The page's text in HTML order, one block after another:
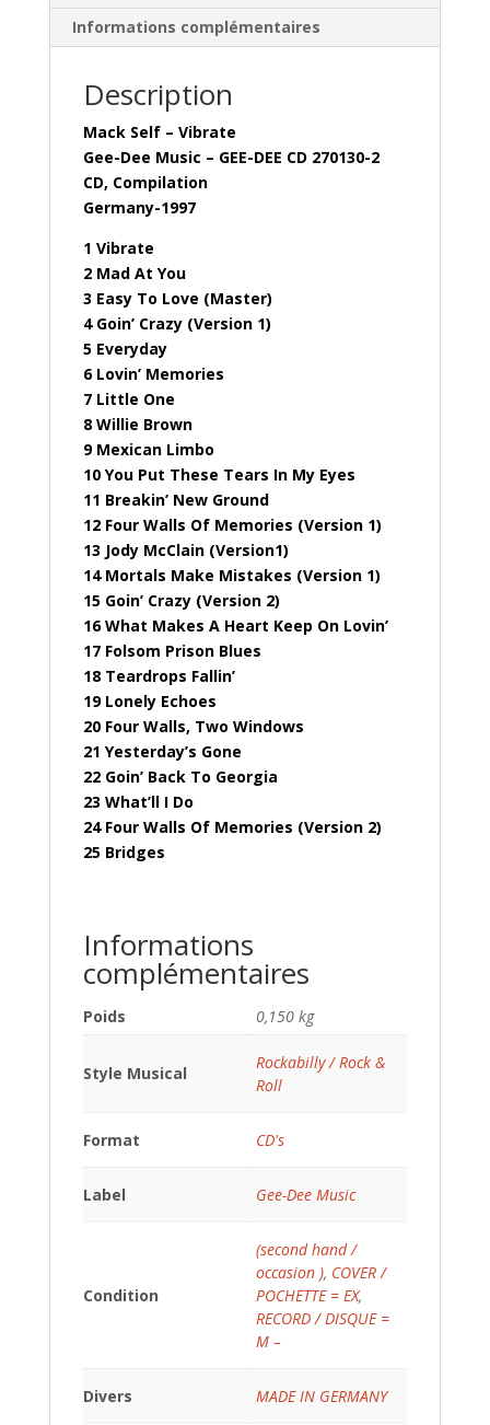
2
Informations complémentaires
Description
Mack Self – Vibrate
Gee-Dee Music – GEE-DEE CD 270130-2
CD, Compilation
Germany-1997
1 Vibrate
2 Mad At You
3 Easy To Love (Master)
4 Goin’ Crazy (Version 1)
5 Everyday
6 Lovin’ Memories
7 Little One
8 Willie Brown
9 Mexican Limbo
10 You Put These Tears In My Eyes
11 Breakin’ New Ground
12 Four Walls Of Memories (Version 1)
13 Jody McClain (Version1)
14 Mortals Make Mistakes (Version 1)
15 Goin’ Crazy (Version 2)
16 What Makes A Heart Keep On Lovin’
17 Folsom Prison Blues
18 Teardrops Fallin’
19 Lonely Echoes
20 Four Walls, Two Windows
21 Yesterday’s Gone
22 Goin’ Back To Georgia
23 What’ll I Do
24 Four Walls Of Memories (Version 2)
25 Bridges
Informations
complémentaires
Poids 0,150 kg
Style Musical
Rockabilly / Rock &
Roll
Format CD's
Label Gee-Dee Music
Condition
(second hand /
occasion ), COVER /
POCHETTE = EX,
RECORD / DISQUE =
M –
Divers MADE IN GERMANY